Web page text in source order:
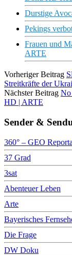
Durstige
Pekings
Frauen und
ARTE
Vorheriger Beitrag
Streitkräfte der
Nächster Beitrag No
HD | ARTE
Sender &
360° – GEO
37 Grad
3sat
Abenteuer Leben
Arte
Bayerisches
Die Frage
DW Doku